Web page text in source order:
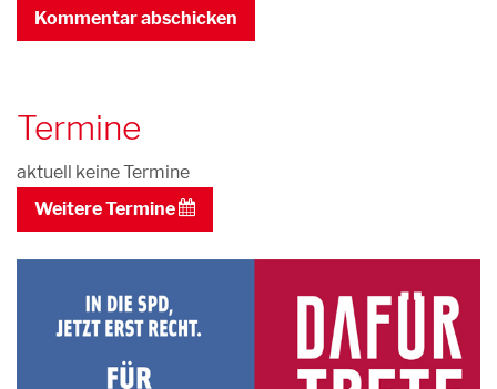
Termine
aktuell keine Termine
Weitere Termine